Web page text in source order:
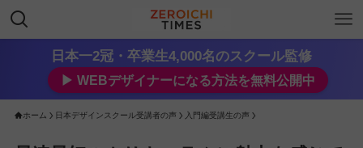
日本一2冠・卒業生4,000名のスクール監修
▶︎ WEBデザイナーになる方法を無料公開中
ホーム 日本デザインスクール受講者の声 入門編受講生の声